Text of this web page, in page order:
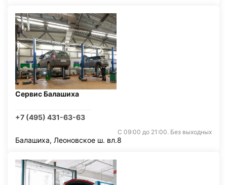
Сервис Балашиха
+7 (495) 431-63-63
С 09:00 до 21:00. Без выходных
Балашиха, Леоновское ш. вл.8